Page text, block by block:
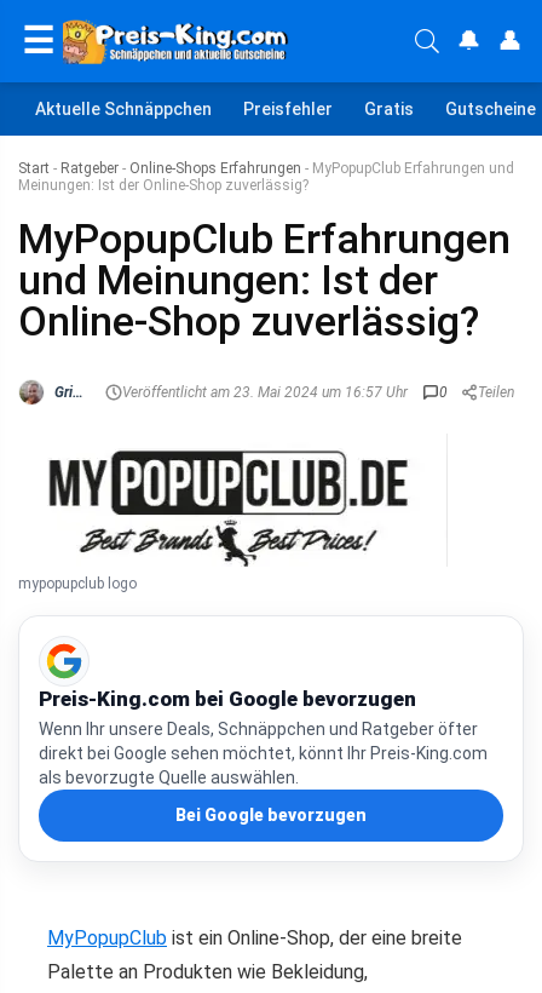
☰ 🔔 👤
Aktuelle Schnäppchen Preisfehler Gratis Gutscheine
Start - Ratgeber - Online-Shops Erfahrungen - MyPopupClub Erfahrungen und
Meinungen: Ist der Online-Shop zuverlässig?
MyPopupClub Erfahrungen
und Meinungen: Ist der
Online-Shop zuverlässig?
Grischa Veröffentlicht am 23. Mai 2024 um 16:57 Uhr 0 Teilen
mypopupclub logo
Preis-King.com bei Google bevorzugen
Wenn Ihr unsere Deals, Schnäppchen und Ratgeber öfter
direkt bei Google sehen möchtet, könnt Ihr Preis-King.com
als bevorzugte Quelle auswählen.
Bei Google bevorzugen
MyPopupClub ist ein Online-Shop, der eine breite
Palette an Produkten wie Bekleidung,